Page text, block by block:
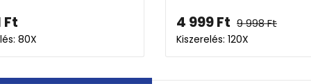
30X-100X
6 773Ft
Kiszerelés: 60X